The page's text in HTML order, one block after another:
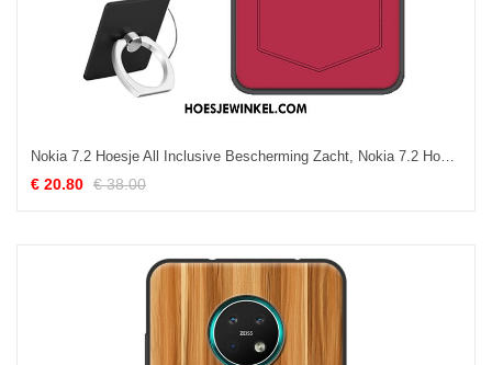
Nokia 7.2 Hoesje All Inclusive Bescherming Zacht, Nokia 7.2 Hoesje Vers Anti-fall
€ 20.80 € 38.00